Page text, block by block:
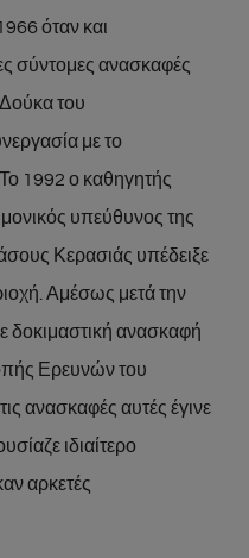
όταν και
σύντομες ανασκαφές
του
με το
1992 ο καθηγητής
υπεύθυνος της
Κερασιάς υπέδειξε
Αμέσως μετά την
δοκιμαστική ανασκαφή
Ερευνών του
ανασκαφές αυτές έγινε
ιδιαίτερο
αρκετές